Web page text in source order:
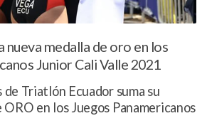
nueva medalla de oro en los
Junior Cali Valle 2021
Triatlón Ecuador suma su
en los Juegos Panamericanos